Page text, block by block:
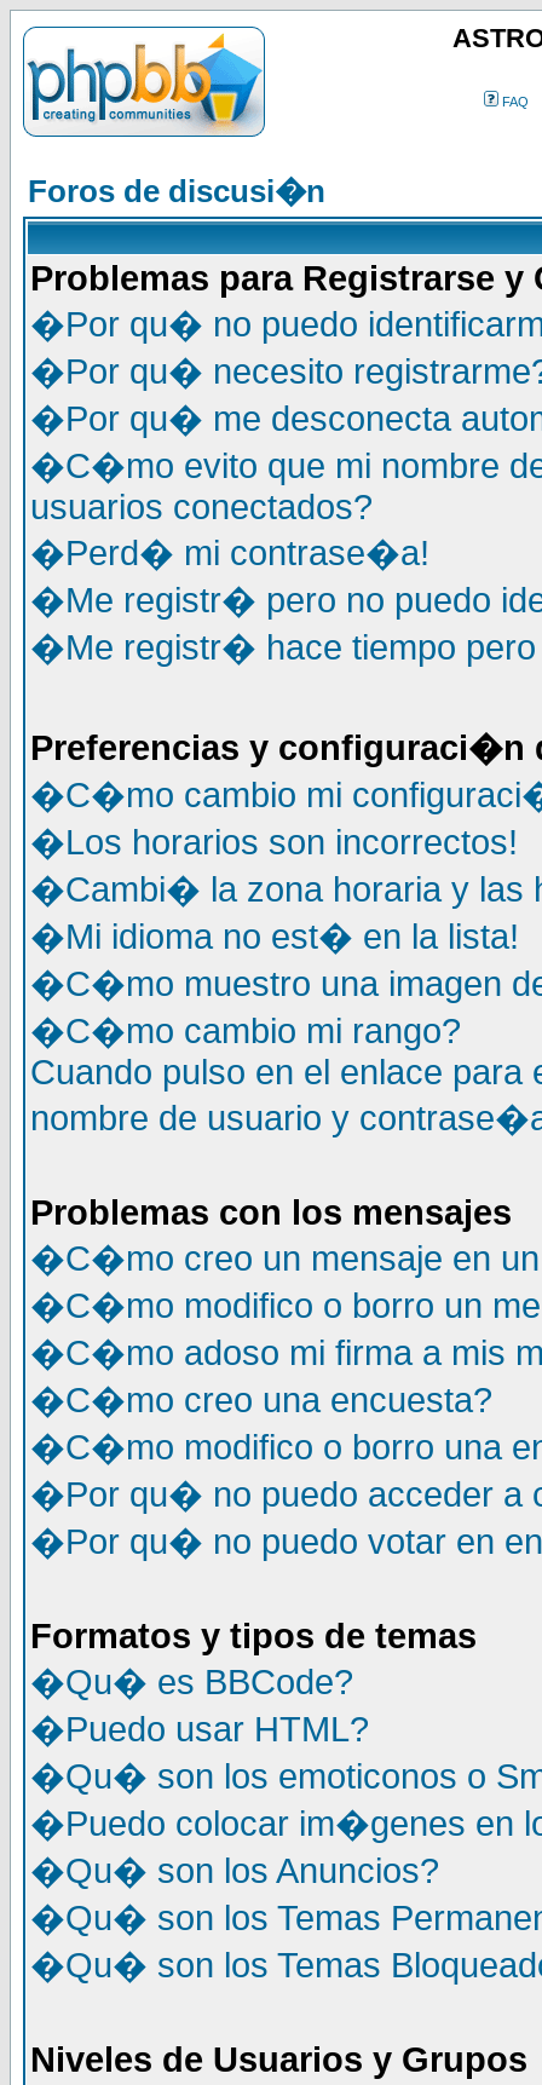
FAQ
Foros de discusi�n
Problemas para Registrarse y
�Por qu� no puedo
�Por qu� necesito
�Por qu� me desconecta
�C�mo evito que mi nombre
usuarios conectados?
�Perd� mi contrase�a!
�Me registr� pero no puedo
�Me registr� hace tiempo pero
Preferencias y configuraci�n
�C�mo cambio mi
�Los horarios son incorrectos!
�Cambi� la zona horaria y las
�Mi idioma no est� en la lista!
�C�mo muestro una imagen
�C�mo cambio mi rango?
Cuando pulso en el enlace
nombre de usuario y
Problemas con los mensajes
�C�mo creo un mensaje en un
�C�mo modifico o borro un
�C�mo adoso mi firma a mis
�C�mo creo una encuesta?
�C�mo modifico o borro una
�Por qu� no puedo acceder a
�Por qu� no puedo votar en
Formatos y tipos de temas
�Qu� es BBCode?
�Puedo usar HTML?
�Qu� son los emoticonos o
�Puedo colocar im�genes en
�Qu� son los Anuncios?
�Qu� son los Temas
�Qu� son los Temas
Niveles de Usuarios y Grupos